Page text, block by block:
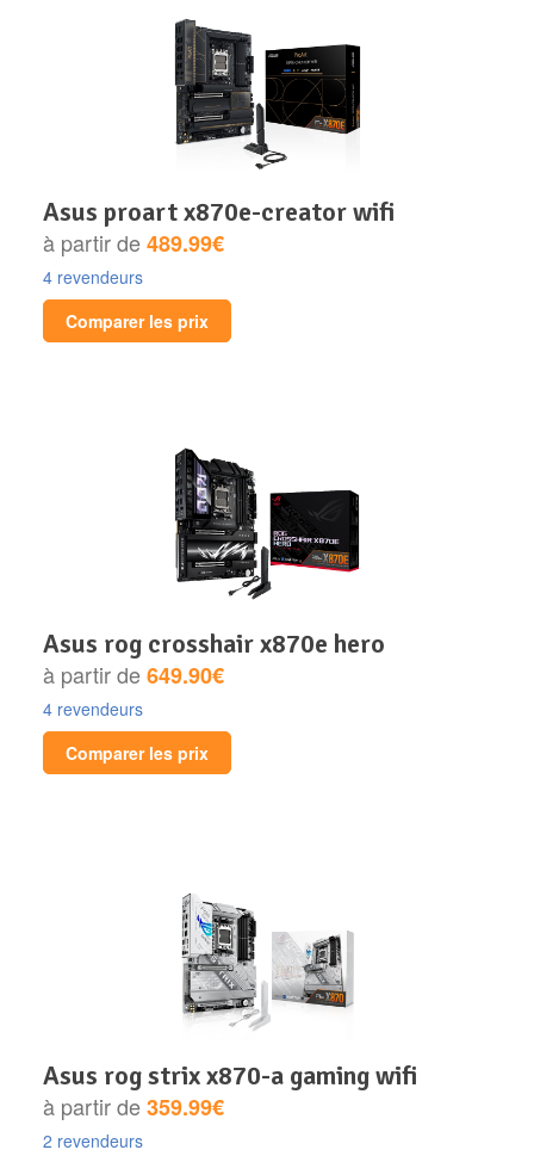
asus proart x870e-creator wifi
à partir de489.99€
4 revendeurs
Comparer les prix
asus rog crosshair x870e hero
à partir de649.90€
4 revendeurs
Comparer les prix
asus rog strix x870-a gaming wifi
à partir de359.99€
2 revendeurs